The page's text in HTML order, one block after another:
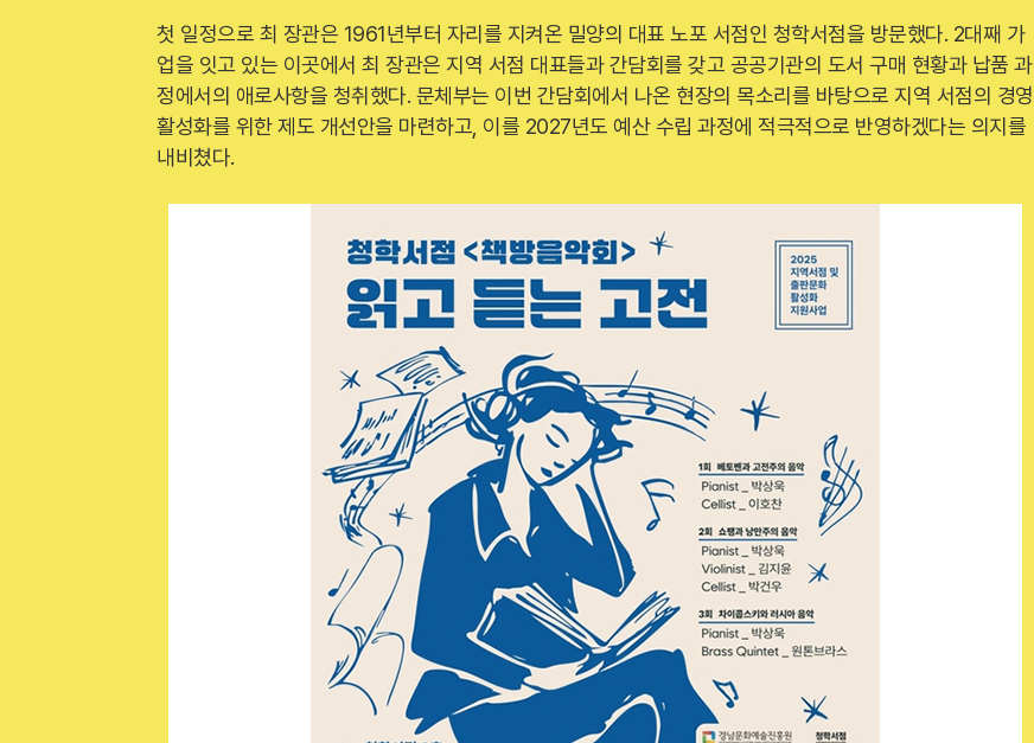
첫 일정으로 최 장관은 1961년부터 자리를 지켜온 밀양의 대표 노포 서점인 청학서점을 방문했다. 2대째 가
업을 잇고 있는 이곳에서 최 장관은 지역 서점 대표들과 간담회를 갖고 공공기관의 도서 구매 현황과 납품 과
정에서의 애로사항을 청취했다. 문체부는 이번 간담회에서 나온 현장의 목소리를 바탕으로 지역 서점의 경영
활성화를 위한 제도 개선안을 마련하고, 이를 2027년도 예산 수립 과정에 적극적으로 반영하겠다는 의지를
내비쳤다.